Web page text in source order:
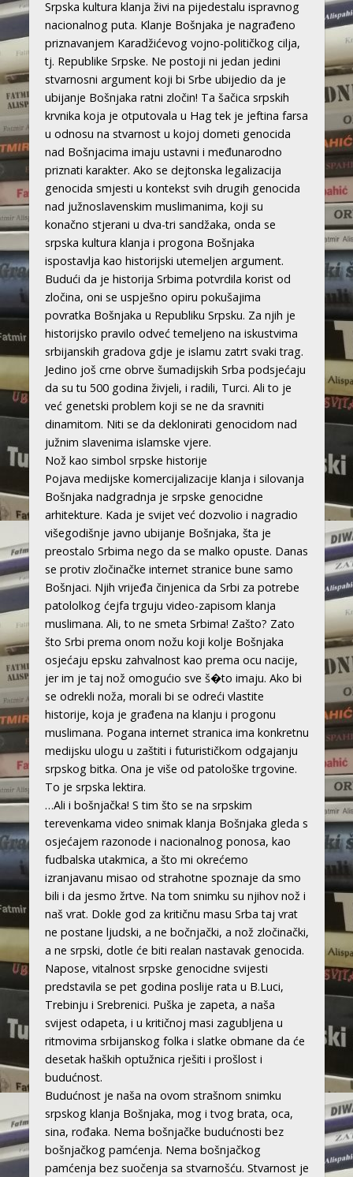
Srpska kultura klanja živi na pijedestalu ispravnog
nacionalnog puta. Klanje Bošnjaka je nagrađeno
priznavanjem Karadžićevog vojno-političkog cilja,
tj. Republike Srpske. Ne postoji ni jedan jedini
stvarnosni argument koji bi Srbe ubijedio da je
ubijanje Bošnjaka ratni zločin! Ta šačica srpskih
krvnika koja je otputovala u Hag tek je jeftina farsa
u odnosu na stvarnost u kojoj dometi genocida
nad Bošnjacima imaju ustavni i međunarodno
priznati karakter. Ako se dejtonska legalizacija
genocida smjesti u kontekst svih drugih genocida
nad južnoslavenskim muslimanima, koji su
konačno stjerani u dva-tri sandžaka, onda se
srpska kultura klanja i progona Bošnjaka
ispostavlja kao historijski utemeljen argument.
Budući da je historija Srbima potvrdila korist od
zločina, oni se uspješno opiru pokušajima
povratka Bošnjaka u Republiku Srpsku. Za njih je
historijsko pravilo odveć temeljeno na iskustvima
srbijanskih gradova gdje je islamu zatrt svaki trag.
Jedino još crne obrve šumadijskih Srba podsjećaju
da su tu 500 godina živjeli, i radili, Turci. Ali to je
već genetski problem koji se ne da sravniti
dinamitom. Niti se da deklonirati genocidom nad
južnim slavenima islamske vjere.
Nož kao simbol srpske historije
Pojava medijske komercijalizacije klanja i silovanja
Bošnjaka nadgradnja je srpske genocidne
arhitekture. Kada je svijet već dozvolio i nagradio
višegodišnje javno ubijanje Bošnjaka, šta je
preostalo Srbima nego da se malko opuste. Danas
se protiv zločinačke internet stranice bune samo
Bošnjaci. Njih vrijeđa činjenica da Srbi za potrebe
patololkog ćejfa trguju video-zapisom klanja
muslimana. Ali, to ne smeta Srbima! Zašto? Zato
što Srbi prema onom nožu koji kolje Bošnjaka
osjećaju epsku zahvalnost kao prema ocu nacije,
jer im je taj nož omogućio sve š�to imaju. Ako bi
se odrekli noža, morali bi se odreći vlastite
historije, koja je građena na klanju i progonu
muslimana. Pogana internet stranica ima konkretnu
medijsku ulogu u zaštiti i futurističkom odgajanju
srpskog bitka. Ona je više od patološke trgovine.
To je srpska lektira.
…Ali i bošnjačka! S tim što se na srpskim
terevenkama video snimak klanja Bošnjaka gleda s
osjećajem razonode i nacionalnog ponosa, kao
fudbalska utakmica, a što mi okrećemo
izranjavanu misao od strahotne spoznaje da smo
bili i da jesmo žrtve. Na tom snimku su njihov nož i
naš vrat. Dokle god za kritičnu masu Srba taj vrat
ne postane ljudski, a ne bočnjački, a nož zločinački,
a ne srpski, dotle će biti realan nastavak genocida.
Napose, vitalnost srpske genocidne svijesti
predstavila se pet godina poslije rata u B.Luci,
Trebinju i Srebrenici. Puška je zapeta, a naša
svijest odapeta, i u kritičnoj masi zagubljena u
ritmovima srbijanskog folka i slatke obmane da će
desetak haških optužnica rješiti i prošlost i
budućnost.
Budućnost je naša na ovom strašnom snimku
srpskog klanja Bošnjaka, mog i tvog brata, oca,
sina, rođaka. Nema bošnjačke budućnosti bez
bošnjačkog pamćenja. Nema bošnjačkog
pamćenja bez suočenja sa stvarnošću. Stvarnost je